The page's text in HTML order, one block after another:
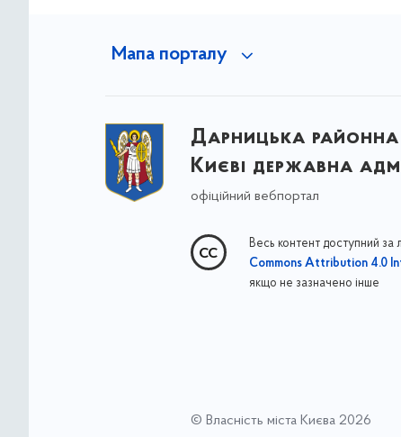
Мапа порталу
Дарницька районна
Києві державна
офіційний вебпортал
Весь контент доступний за
Commons Attribution 4.0
якщо не зазначено інше
© Власність міста Києва 2026